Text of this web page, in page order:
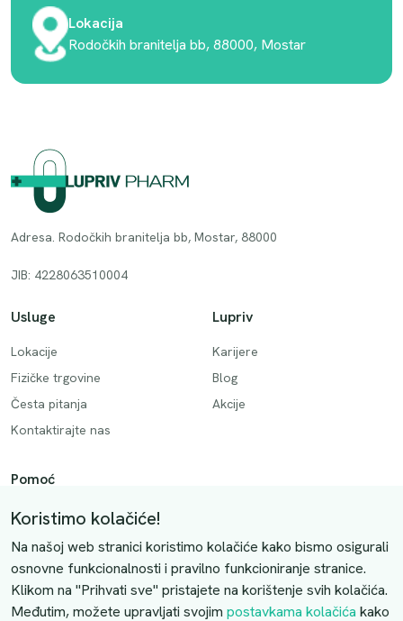
Lokacija
Rodočkih branitelja bb, 88000, Mostar
Adresa. Rodočkih branitelja bb, Mostar, 88000
JIB: 4228063510004
Usluge
Lokacije
Fizičke trgovine
Česta pitanja
Kontaktirajte nas
Lupriv
Karijere
Blog
Akcije
Pomoć
Način plaćanja
Dostava
Povrati i otkazivanje
Uslovi kupovine
Koristimo kolačiće!
Na našoj web stranici koristimo kolačiće kako bismo osigurali
osnovne funkcionalnosti i pravilno funkcioniranje stranice.
Klikom na "Prihvati sve" pristajete na korištenje svih kolačića.
Međutim, možete upravljati svojim postavkama kolačića kako